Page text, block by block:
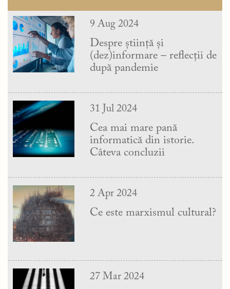
9 Aug 2024
Despre știință și
(dez)informare – reflecții de
după pandemie
31 Jul 2024
Cea mai mare pană
informatică din istorie.
Câteva concluzii
2 Apr 2024
Ce este marxismul cultural?
27 Mar 2024